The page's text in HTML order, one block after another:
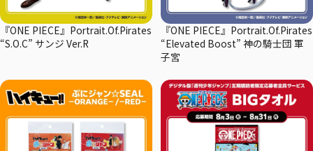
『ONE PIECE』Portrait.Of.Pirates
“S.O.C” サンジ Ver.R
『ONE PIECE』Portrait.Of.Pirates
“Elevated Boost” 神の騎士団 軍
子宮